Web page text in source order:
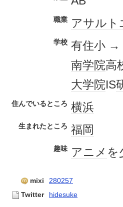
職業 アサルト
学校 有住小 →
南学院高
大学院IS
住んでいるところ 横浜
生まれたところ 福岡
趣味 アニメ を
mixi
280257
Twitter
hidesuke